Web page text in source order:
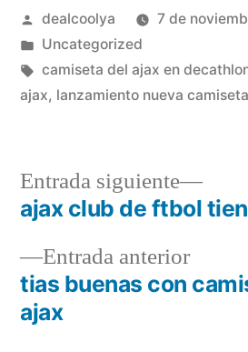
Publicado
por
dealcoolya
7 de
Publicado
en
Uncategorized
Etiquetas:
camiseta del ajax en
ajax, lanzamiento nueva
Navegación
de
entradas
Entrada anteriorEntrada
tias buenas con
ajax
Entrada siguiente
ajax club de ftbol